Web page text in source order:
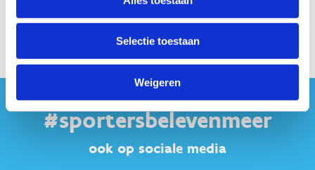
Selectie toestaan
Weigeren
#sportersbelevenmeer
ook op sociale media